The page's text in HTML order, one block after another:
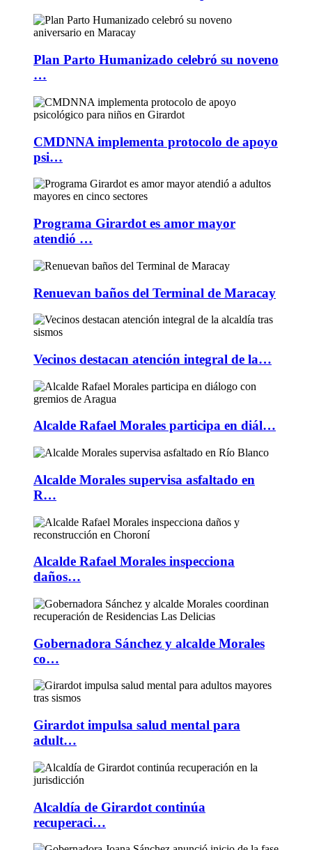
Plan Parto Humanizado celebró su noveno
…
CMDNNA implementa protocolo de apoyo
psi…
Programa Girardot es amor mayor
atendió …
Renuevan baños del Terminal de Maracay
Vecinos destacan atención integral de la…
Alcalde Rafael Morales participa en diál…
Alcalde Morales supervisa asfaltado en
R…
Alcalde Rafael Morales inspecciona
daños…
Gobernadora Sánchez y alcalde Morales
co…
Girardot impulsa salud mental para
adult…
Alcaldía de Girardot continúa
recuperaci…